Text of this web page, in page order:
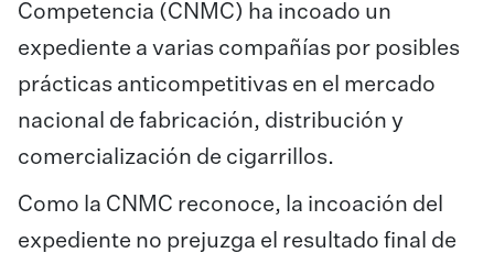
Competencia (CNMC) ha incoado un
expediente a varias compañías por posibles
prácticas anticompetitivas en el mercado
nacional de fabricación, distribución y
comercialización de cigarrillos.
Como la CNMC reconoce, la incoación del
expediente no prejuzga el resultado final de